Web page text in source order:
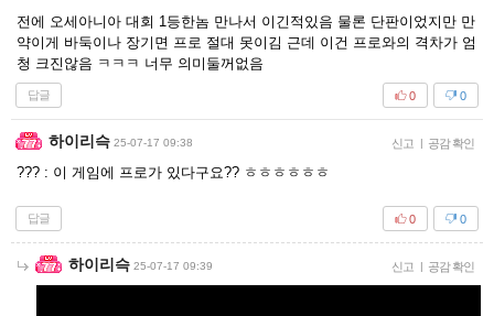
전에 오세아니아 대회 1등한놈 만나서 이긴적있음 물론 단판이었지만 만
약이게 바둑이나 장기면 프로 절대 못이김 근데 이건 프로와의 격차가 엄
청 크진않음 ㅋㅋㅋ 너무 의미둘꺼없음
답글 0
0
하이리슥 25-07-17 09:38 신고 | 공감 확인
??? : 이 게임에 프로가 있다구요?? ㅎㅎㅎㅎㅎㅎ
답글 0
0
하이리슥 25-07-17 09:39 신고 | 공감 확인